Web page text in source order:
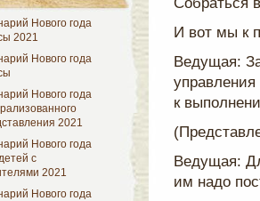
Нового года
2021
Нового года
Нового года
2021
Нового года
с
2021
Нового года
И вот мы к
Ведущая:
управления
к
Ведущая:
им надо